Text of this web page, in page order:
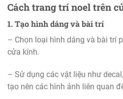
Cách trang trí noel trên
1. Tạo hình dáng và bài trí
– Chọn loại hình dáng và bài trí
cửa kính.
– Sử dụng các vật liệu như
tạo nên các hình ảnh liên quan